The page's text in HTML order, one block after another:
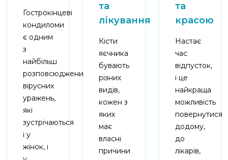
Гострокінцеві
кондиломи
є одним
з
найбільш
розповсюджених
вірусних
уражень,
які
зустрічаються
і у
жінок, і
та
лікування
Кісти
яєчника
бувають
різних
видів,
кожен з
яких
має
власні
причини
та
красою
Настає
час
відпусток,
і це
найкраща
можливість
повернутися
додому,
до
лікарів,